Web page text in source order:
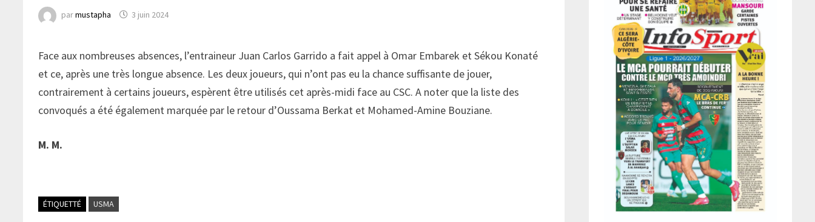
parmustapha 3 juin 2024
Face aux nombreuses absences, l’entraineur Juan Carlos Garrido a fait appel à Omar Embarek et Sékou Konaté
et ce, après une très longue absence. Les deux joueurs, qui n’ont pas eu la chance suffisante de jouer,
contrairement à certains joueurs, espèrent être utilisés cet après-midi face au CSC. A noter que la liste des
convoqués a été également marquée par le retour d’Oussama Berkat et Mohamed-Amine Bouziane.
M. M.
ÉTIQUETTÉ USMA